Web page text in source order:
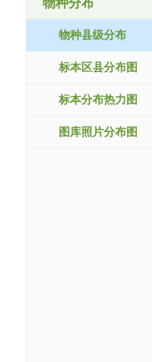
物种分布
物种县级分布
标本区县分布图
标本分布热力图
图库照片分布图